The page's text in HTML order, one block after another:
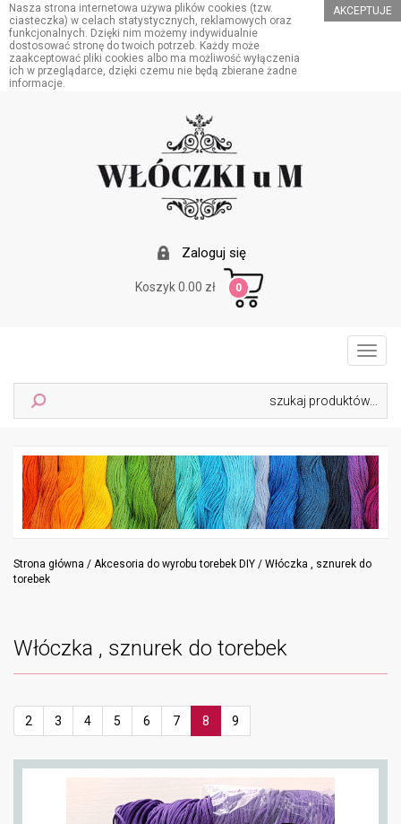
Nasza strona internetowa używa plików cookies (tzw.
ciasteczka) w celach statystycznych, reklamowych oraz
funkcjonalnych. Dzięki nim możemy indywidualnie
dostosować stronę do twoich potrzeb. Każdy może
zaakceptować pliki cookies albo ma możliwość wyłączenia
ich w przeglądarce, dzięki czemu nie będą zbierane żadne
informacje.
AKCEPTUJE
Zaloguj się
Koszyk 0.00 zł 0
Strona główna / Akcesoria do wyrobu torebek DIY / Włóczka , sznurek do
torebek
Włóczka , sznurek do torebek
2 3 4 5 6 7 8 9